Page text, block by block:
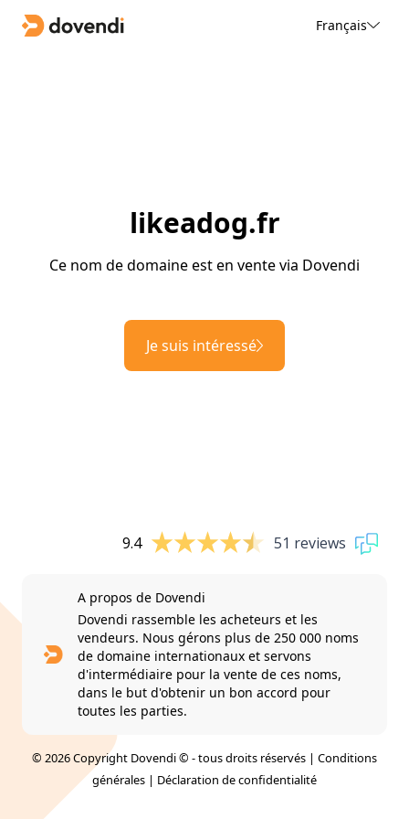
Français
likeadog.fr
Ce nom de domaine est en vente via Dovendi
Je suis intéressé
9.4 51 reviews
A propos de Dovendi
Dovendi rassemble les acheteurs et les
vendeurs. Nous gérons plus de 250 000 noms
de domaine internationaux et servons
d'intermédiaire pour la vente de ces noms,
dans le but d'obtenir un bon accord pour
toutes les parties.
© 2026 Copyright Dovendi © - tous droits réservés | Conditions
générales | Déclaration de confidentialité